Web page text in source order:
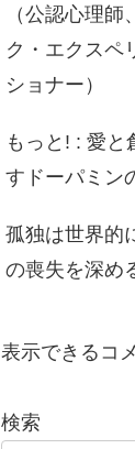
（公認心理
ク・エクスペ
ショナー）
もっと! : 愛と
すドーパミン
孤独は世界的
の喪失を深め
表示できるコ
検索